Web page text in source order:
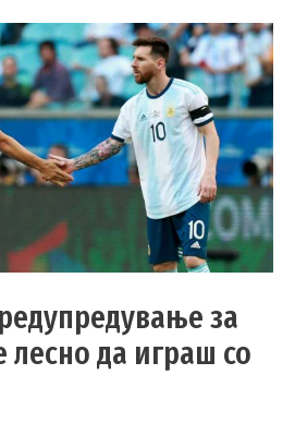
за
лесно да играш со